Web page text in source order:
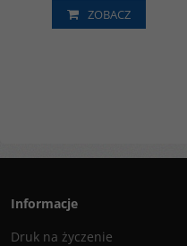
ZOBACZ
Informacje
Druk na życzenie